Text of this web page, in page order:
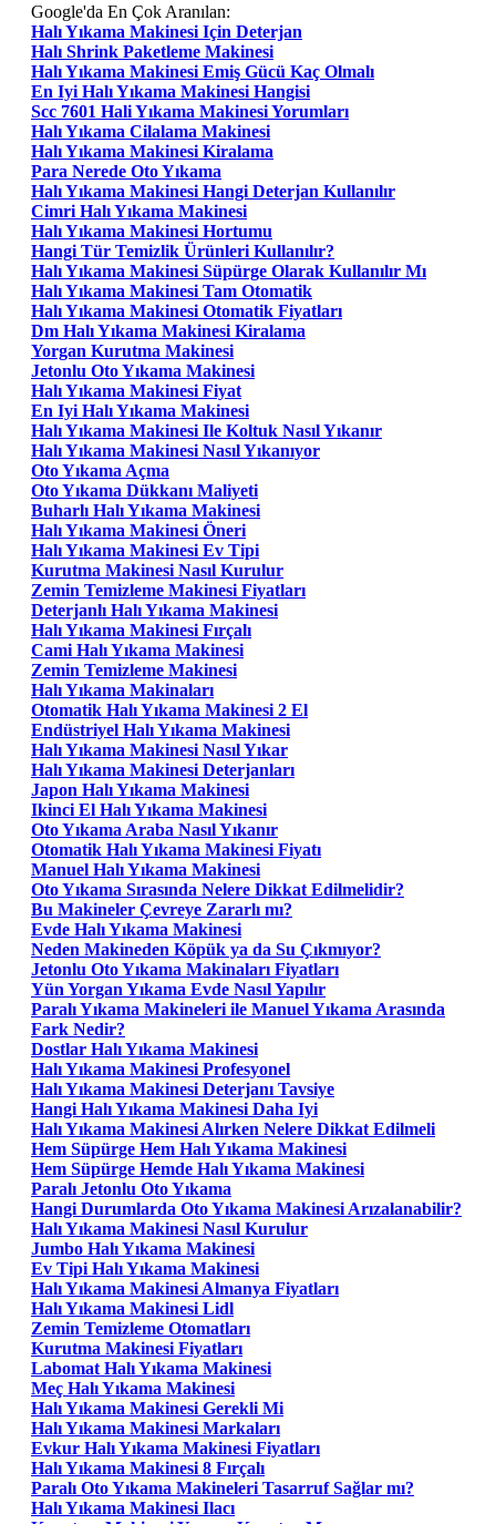
Google'da En Çok Aranılan:
Halı Yıkama Makinesi Için Deterjan
Halı Shrink Paketleme Makinesi
Halı Yıkama Makinesi Emiş Gücü Kaç Olmalı
En Iyi Halı Yıkama Makinesi Hangisi
Scc 7601 Hali Yıkama Makinesi Yorumları
Halı Yıkama Cilalama Makinesi
Halı Yıkama Makinesi Kiralama
Para Nerede Oto Yıkama
Halı Yıkama Makinesi Hangi Deterjan Kullanılır
Cimri Halı Yıkama Makinesi
Halı Yıkama Makinesi Hortumu
Hangi Tür Temizlik Ürünleri Kullanılır?
Halı Yıkama Makinesi Süpürge Olarak Kullanılır Mı
Halı Yıkama Makinesi Tam Otomatik
Halı Yıkama Makinesi Otomatik Fiyatları
Dm Halı Yıkama Makinesi Kiralama
Yorgan Kurutma Makinesi
Jetonlu Oto Yıkama Makinesi
Halı Yıkama Makinesi Fiyat
En Iyi Halı Yıkama Makinesi
Halı Yıkama Makinesi Ile Koltuk Nasıl Yıkanır
Halı Yıkama Makinesi Nasıl Yıkanıyor
Oto Yıkama Açma
Oto Yıkama Dükkanı Maliyeti
Buharlı Halı Yıkama Makinesi
Halı Yıkama Makinesi Öneri
Halı Yıkama Makinesi Ev Tipi
Kurutma Makinesi Nasıl Kurulur
Zemin Temizleme Makinesi Fiyatları
Deterjanlı Halı Yıkama Makinesi
Halı Yıkama Makinesi Fırçalı
Cami Halı Yıkama Makinesi
Zemin Temizleme Makinesi
Halı Yıkama Makinaları
Otomatik Halı Yıkama Makinesi 2 El
Endüstriyel Halı Yıkama Makinesi
Halı Yıkama Makinesi Nasıl Yıkar
Halı Yıkama Makinesi Deterjanları
Japon Halı Yıkama Makinesi
Ikinci El Halı Yıkama Makinesi
Oto Yıkama Araba Nasıl Yıkanır
Otomatik Halı Yıkama Makinesi Fiyatı
Manuel Halı Yıkama Makinesi
Oto Yıkama Sırasında Nelere Dikkat Edilmelidir?
Bu Makineler Çevreye Zararlı mı?
Evde Halı Yıkama Makinesi
Neden Makineden Köpük ya da Su Çıkmıyor?
Jetonlu Oto Yıkama Makinaları Fiyatları
Yün Yorgan Yıkama Evde Nasıl Yapılır
Paralı Yıkama Makineleri ile Manuel Yıkama Arasında
Fark Nedir?
Dostlar Halı Yıkama Makinesi
Halı Yıkama Makinesi Profesyonel
Halı Yıkama Makinesi Deterjanı Tavsiye
Hangi Halı Yıkama Makinesi Daha Iyi
Halı Yıkama Makinesi Alırken Nelere Dikkat Edilmeli
Hem Süpürge Hem Halı Yıkama Makinesi
Hem Süpürge Hemde Halı Yıkama Makinesi
Paralı Jetonlu Oto Yıkama
Hangi Durumlarda Oto Yıkama Makinesi Arızalanabilir?
Halı Yıkama Makinesi Nasıl Kurulur
Jumbo Halı Yıkama Makinesi
Ev Tipi Halı Yıkama Makinesi
Halı Yıkama Makinesi Almanya Fiyatları
Halı Yıkama Makinesi Lidl
Zemin Temizleme Otomatları
Kurutma Makinesi Fiyatları
Labomat Halı Yıkama Makinesi
Meç Halı Yıkama Makinesi
Halı Yıkama Makinesi Gerekli Mi
Halı Yıkama Makinesi Markaları
Evkur Halı Yıkama Makinesi Fiyatları
Halı Yıkama Makinesi 8 Fırçalı
Paralı Oto Yıkama Makineleri Tasarruf Sağlar mı?
Halı Yıkama Makinesi Ilacı